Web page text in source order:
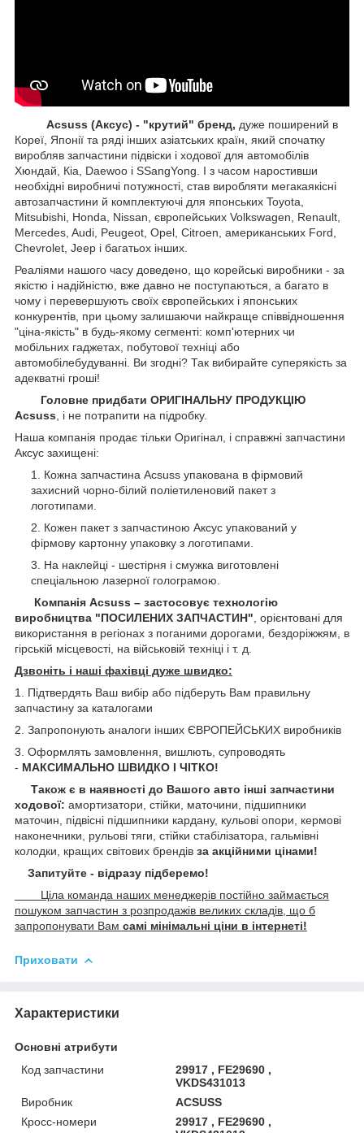
Acsuss (Аксус) - "крутий" бренд, дуже поширений в
Кореї, Японії та ряді інших азіатських країн, який спочатку
виробляв запчастини підвіски і ходової для автомобілів
Хюндай, Кіа, Daewoo і SSangYong. І з часом наростивши
необхідні виробничі потужності, став виробляти мегакаякісні
автозапчастини й комплектуючі для японських Toyota,
Mitsubishi, Honda, Nissan, європейських Volkswagen, Renault,
Mercedes, Audi, Peugeot, Opel, Citroen, американських Ford,
Chevrolet, Jeep і багатьох інших.
Реаліями нашого часу доведено, що корейські виробники - за
якістю і надійністю, вже давно не поступаються, а багато в
чому і перевершують своїх європейських і японських
конкурентів, при цьому залишаючи найкраще співвідношення
"ціна-якість" в будь-якому сегменті: комп'ютерних чи
мобільних гаджетах, побутової техніці або
автомобілебудуванні. Ви згодні? Так вибирайте суперякість за
адекватні гроші!
Головне придбати ОРИГІНАЛЬНУ ПРОДУКЦІЮ
Acsuss , і не потрапити на підробку.
Наша компанія продає тільки Оригінал, і справжні запчастини
Аксус захищені:
Кожна запчастина Acsuss упакована в фірмовий
захисний чорно-білий поліетиленовий пакет з
логотипами.
Кожен пакет з запчастиною Аксус упакований у
фірмову картонну упаковку з логотипами.
На наклейці - шестірня і смужка виготовлені
спеціальною лазерної голограмою.
Компанія Acsuss – застосовує технологію
виробництва "ПОСИЛЕНИХ ЗАПЧАСТИН" , орієнтовані для
використання в регіонах з поганими дорогами, бездоріжжям, в
гірській місцевості, на військовій техніці і т. д.
Дзвоніть і наші фахівці дуже швидко:
1. Підтвердять Ваш вибір або підберуть Вам правильну
запчастину за каталогами
2. Запропонують аналоги інших ЄВРОПЕЙСЬКИХ виробників
3. Оформлять замовлення, вишлють, супроводять
- МАКСИМАЛЬНО ШВИДКО І ЧІТКО!
Також є в наявності до Вашого авто інші запчастини
ходової: амортизатори, стійки, маточини, підшипники
маточин, підвісні підшипники кардану, кульові опори, кермові
наконечники, рульові тяги, стійки стабілізатора, гальмівні
колодки, кращих світових брендів за акційними цінами!
Запитуйте - відразу підберемо!
Ціла команда наших менеджерів постійно займається
пошуком запчастин з розпродажів великих складів, що б
запропонувати Вам самі мінімальні ціни в інтернеті!
Приховати
Характеристики
Основні атрибути
Код запчастини
29917 , FE29690 ,
VKDS431013
Виробник
ACSUSS
Кросс-номери
29917 , FE29690 ,